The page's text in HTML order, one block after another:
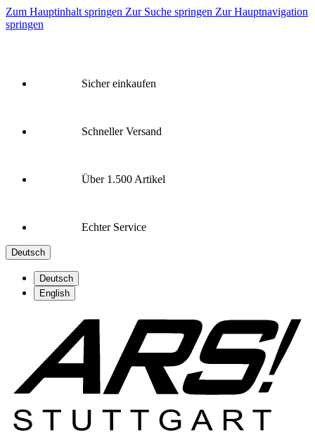
Zum Hauptinhalt springen Zur Suche springen Zur Hauptnavigation
springen
Sicher einkaufen
Schneller Versand
Über 1.500 Artikel
Echter Service
Deutsch
Deutsch
English